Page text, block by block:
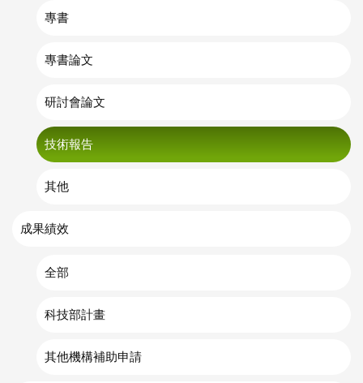
專書
專書論文
研討會論文
技術報告
其他
成果績效
全部
科技部計畫
其他機構補助申請